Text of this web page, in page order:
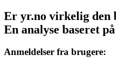
Er yr.no virkelig den
En analyse baseret
Anmeldelser fra brugere: